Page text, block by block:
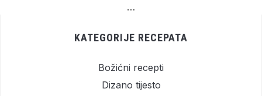
…
KATEGORIJE RECEPATA
Božićni recepti
Dizano tijesto